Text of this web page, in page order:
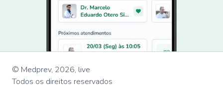
© Medprev, 2026, live
Todos os direitos reservados